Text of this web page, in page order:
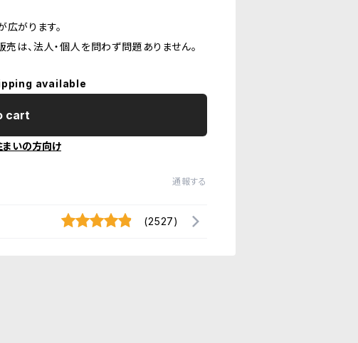
がります。
は、法人・個人を問わず問題ありません。
available
cart
いの方向け
通報する
(2527)